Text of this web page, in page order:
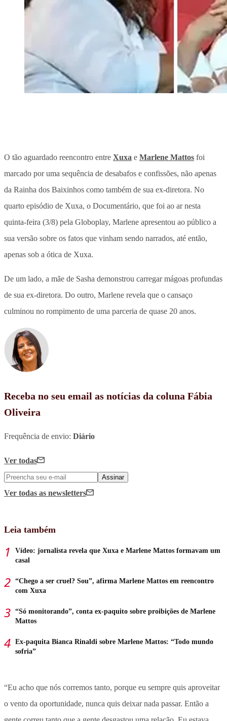
O tão aguardado reencontro entre Xuxa e Marlene Mattos foi
marcado por uma sequência de desabafos e confissões, não apenas
da Rainha dos Baixinhos como também de sua ex-diretora. No
quarto episódio de Xuxa, o Documentário, que foi ao ar nesta
quinta-feira (3/8) pela Globoplay, Marlene apresentou ao público a
sua versão sobre os fatos que vinham sendo narrados, até então,
apenas sob a ótica de Xuxa.
De um lado, a mãe de Sasha demonstrou carregar mágoas profundas
de sua ex-diretora. Do outro, Marlene revela que o cansaço
culminou no rompimento de uma parceria de quase 20 anos.
Receba no seu email as notícias da coluna Fábia
Oliveira
Frequência de envio: Diário
Ver todas
Assinar
Ver todas as newsletters
Leia também
Vídeo: jornalista revela que Xuxa e Marlene Mattos formavam um
casal
“Chego a ser cruel? Sou”, afirma Marlene Mattos em reencontro
com Xuxa
“Só monitorando”, conta ex-paquito sobre proibições de Marlene
Mattos
Ex-paquita Bianca Rinaldi sobre Marlene Mattos: “Todo mundo
sofria”
“Eu acho que nós corremos tanto, porque eu sempre quis aproveitar
o vento da oportunidade, nunca quis deixar nada passar. Então a